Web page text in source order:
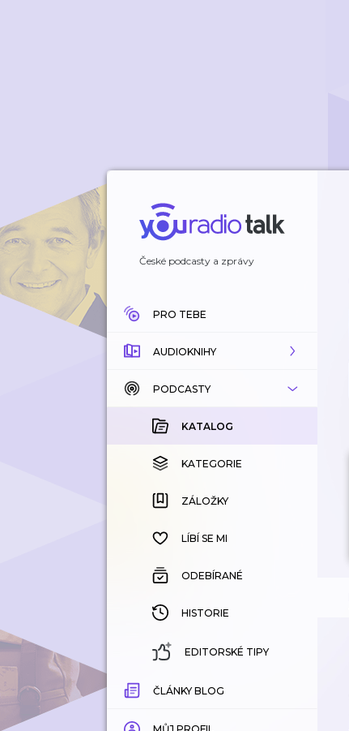
České podcasty a zprávy
PRO TEBE
AUDIOKNIHY
KATALOG
KOUPENÉ
KATEGORIE
ZÁLOŽKY
HISTORIE
PODCASTY
KATALOG
KATEGORIE
ZÁLOŽKY
LÍBÍ SE MI
ODEBÍRANÉ
HISTORIE
EDITORSKÉ TIPY
ČLÁNKY BLOG
MŮJ PROFIL